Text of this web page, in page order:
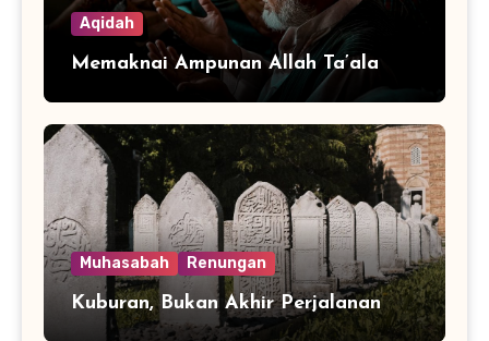
Aqidah
Memaknai Ampunan Allah Ta’ala
Muhasabah Renungan
Kuburan, Bukan Akhir Perjalanan